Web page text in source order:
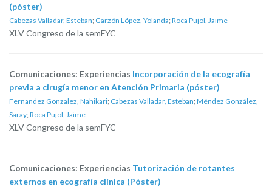
(póster)
Cabezas Valladar, Esteban; Garzón López, Yolanda; Roca Pujol, Jaime
XLV Congreso de la semFYC
Comunicaciones: Experiencias Incorporación de la ecografía
previa a cirugía menor en Atención Primaria (póster)
Fernandez Gonzalez, Nahikari; Cabezas Valladar, Esteban; Méndez González,
Saray; Roca Pujol, Jaime
XLV Congreso de la semFYC
Comunicaciones: Experiencias Tutorización de rotantes
externos en ecografía clínica (Póster)